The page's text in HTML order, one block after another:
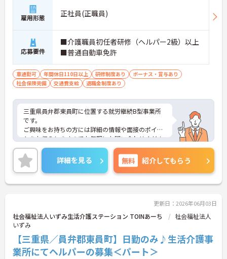
雇用形態 正社員(正職員)
応募要件
■介護職員初任者研修（ヘルパー2級）以上
■普通自動車免許
車通勤可 年間休日110日以上 研修制度あり
ボーナス・賞与あり
社会保険完備
交通費支給 退職金制度あり
三重県員弁郡東員町に位置する就労継続B型事業所
です。
ご興味をお持ちの方には詳細の情報や面接のポイン
トをお伝えしますのでお気軽にお問い合わせくださ
いませ。
詳細を見る 無料 紹介してもらう
更新日：2026年06月03日
社会福祉法人いずみ生活介護ステーション TOINあーち
社会福祉法人
いずみ
【三重県／員弁郡東員町】日勤のみ♪生活介護事
業所にてヘルパーの募集＜パート＞